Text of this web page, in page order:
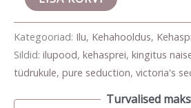
Kategooriad: Ilu, Kehahooldus,
Sildid: ilupood, kehasprei, kingitus
tüdrukule, pure seduction, victoria's
Turvalised